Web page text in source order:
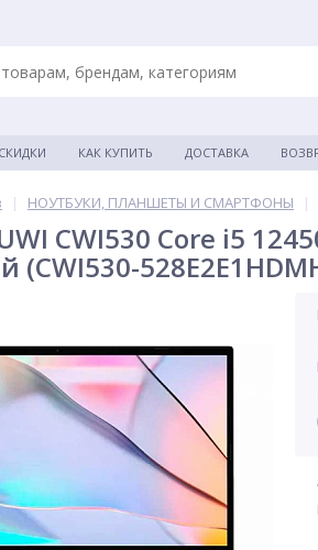
КАК КУПИТЬ ДОСТАВКА
| НОУТБУКИ, ПЛАНШЕТЫ И СМАРТФОНЫ |
CWI530 Core i5
(CWI530-